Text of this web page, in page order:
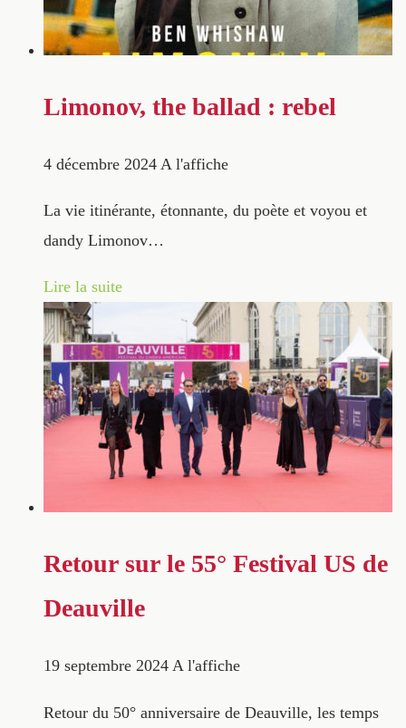
Limonov, the ballad : rebel
4 décembre 2024 A l'affiche
La vie itinérante, étonnante, du poète et voyou et
dandy Limonov…
Lire la suite
Retour sur le 55° Festival US de
Deauville
19 septembre 2024 A l'affiche
Retour du 50° anniversaire de Deauville, les temps